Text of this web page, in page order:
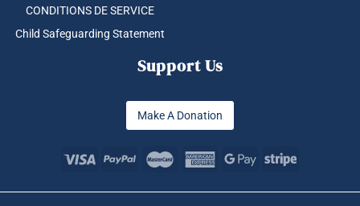
CONDITIONS DE SERVICE
Child Safeguarding Statement
Support Us
Make A Donation